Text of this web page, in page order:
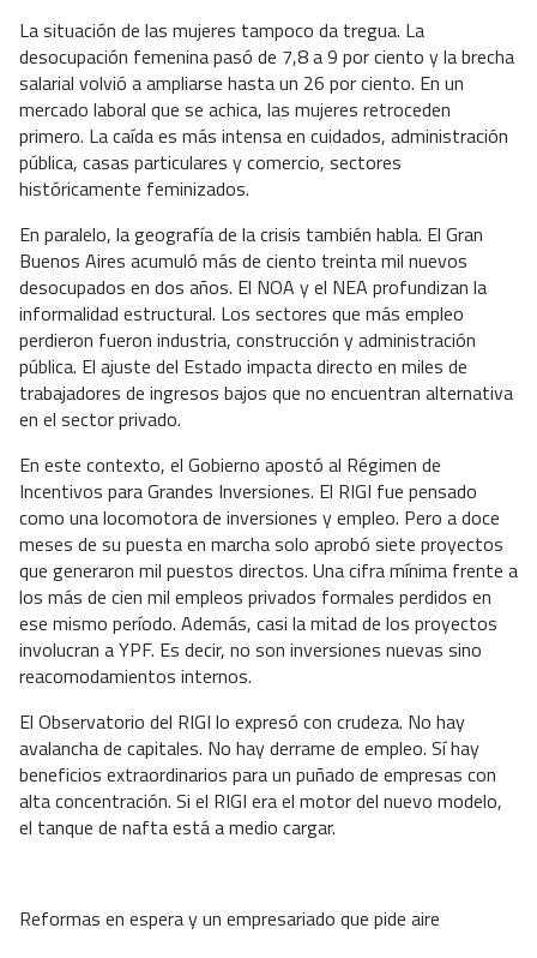
La situación de las mujeres tampoco da tregua. La
desocupación femenina pasó de 7,8 a 9 por ciento y la brecha
salarial volvió a ampliarse hasta un 26 por ciento. En un
mercado laboral que se achica, las mujeres retroceden
primero. La caída es más intensa en cuidados, administración
pública, casas particulares y comercio, sectores
históricamente feminizados.
En paralelo, la geografía de la crisis también habla. El Gran
Buenos Aires acumuló más de ciento treinta mil nuevos
desocupados en dos años. El NOA y el NEA profundizan la
informalidad estructural. Los sectores que más empleo
perdieron fueron industria, construcción y administración
pública. El ajuste del Estado impacta directo en miles de
trabajadores de ingresos bajos que no encuentran alternativa
en el sector privado.
En este contexto, el Gobierno apostó al Régimen de
Incentivos para Grandes Inversiones. El RIGI fue pensado
como una locomotora de inversiones y empleo. Pero a doce
meses de su puesta en marcha solo aprobó siete proyectos
que generaron mil puestos directos. Una cifra mínima frente a
los más de cien mil empleos privados formales perdidos en
ese mismo período. Además, casi la mitad de los proyectos
involucran a YPF. Es decir, no son inversiones nuevas sino
reacomodamientos internos.
El Observatorio del RIGI lo expresó con crudeza. No hay
avalancha de capitales. No hay derrame de empleo. Sí hay
beneficios extraordinarios para un puñado de empresas con
alta concentración. Si el RIGI era el motor del nuevo modelo,
el tanque de nafta está a medio cargar.
Reformas en espera y un empresariado que pide aire